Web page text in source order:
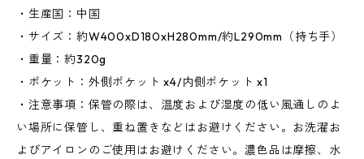
・生産国：中国
・サイズ：約W400xD180xH280mm/約L290mm（持ち手）
・重量：約320g
・ポケット：外側ポケット x4/内側ポケット x1
・注意事項：保管の際は、温度および湿度の低い風通しのよ
い場所に保管し、重ね置きなどはお避けください。お洗濯お
よびアイロンのご使用はお避けください。濃色品は摩擦、水